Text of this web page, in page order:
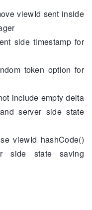
viewId sent inside
side timestamp for
token option for
include empty delta
server side state
viewId hashCode()
side state saving